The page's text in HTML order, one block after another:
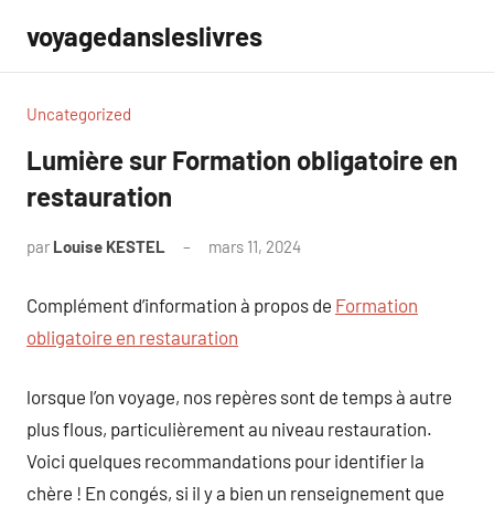
contenu
voyagedansleslivres
Uncategorized
Lumière sur Formation obligatoire en
restauration
par Louise KESTEL mars 11, 2024
Complément d’information à propos de Formation
obligatoire en restauration
lorsque l’on voyage, nos repères sont de temps à autre
plus flous, particulièrement au niveau restauration.
Voici quelques recommandations pour identifier la
chère ! En congés, si il y a bien un renseignement que